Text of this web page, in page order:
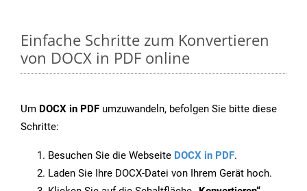
Einfache Schritte zum Konvertieren
von DOCX in PDF online
Um DOCX in PDF umzuwandeln, befolgen Sie bitte diese
Schritte:
Besuchen Sie die Webseite DOCX in PDF.
Laden Sie Ihre DOCX-Datei von Ihrem Gerät hoch.